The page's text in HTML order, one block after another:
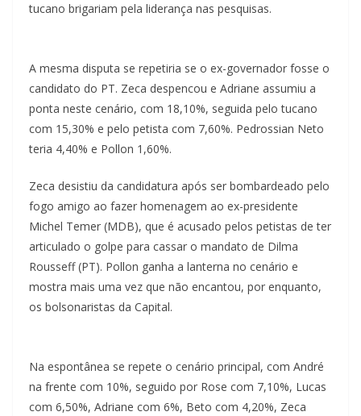
tucano brigariam pela liderança nas pesquisas.
A mesma disputa se repetiria se o ex-governador fosse o
candidato do PT. Zeca despencou e Adriane assumiu a
ponta neste cenário, com 18,10%, seguida pelo tucano
com 15,30% e pelo petista com 7,60%. Pedrossian Neto
teria 4,40% e Pollon 1,60%.
Zeca desistiu da candidatura após ser bombardeado pelo
fogo amigo ao fazer homenagem ao ex-presidente
Michel Temer (MDB), que é acusado pelos petistas de ter
articulado o golpe para cassar o mandato de Dilma
Rousseff (PT). Pollon ganha a lanterna no cenário e
mostra mais uma vez que não encantou, por enquanto,
os bolsonaristas da Capital.
Na espontânea se repete o cenário principal, com André
na frente com 10%, seguido por Rose com 7,10%, Lucas
com 6,50%, Adriane com 6%, Beto com 4,20%, Zeca